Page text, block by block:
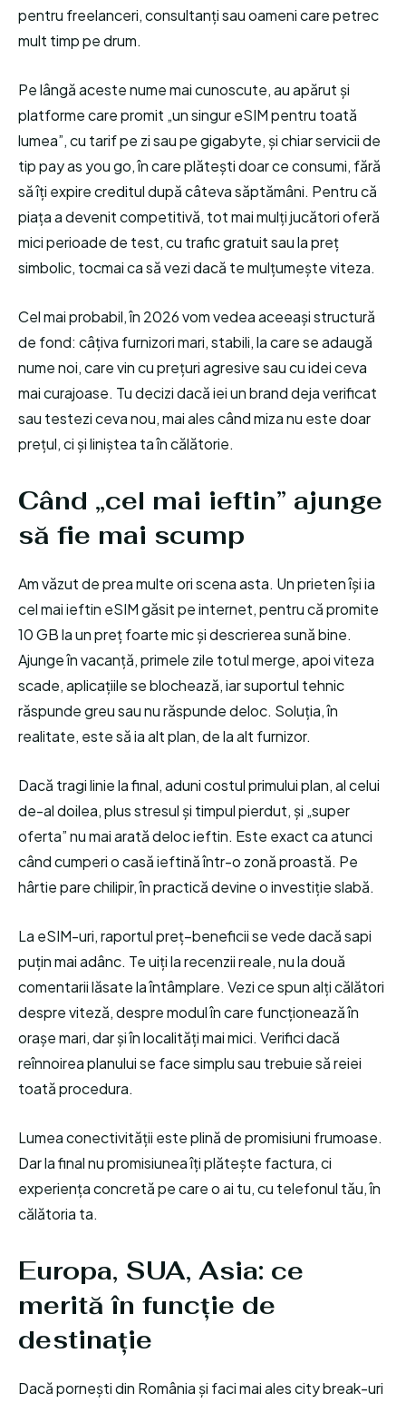
pentru freelanceri, consultanți sau oameni care petrec
mult timp pe drum.
Pe lângă aceste nume mai cunoscute, au apărut și
platforme care promit „un singur eSIM pentru toată
lumea”, cu tarif pe zi sau pe gigabyte, și chiar servicii de
tip pay as you go, în care plătești doar ce consumi, fără
să îți expire creditul după câteva săptămâni. Pentru că
piața a devenit competitivă, tot mai mulți jucători oferă
mici perioade de test, cu trafic gratuit sau la preț
simbolic, tocmai ca să vezi dacă te mulțumește viteza.
Cel mai probabil, în 2026 vom vedea aceeași structură
de fond: câțiva furnizori mari, stabili, la care se adaugă
nume noi, care vin cu prețuri agresive sau cu idei ceva
mai curajoase. Tu decizi dacă iei un brand deja verificat
sau testezi ceva nou, mai ales când miza nu este doar
prețul, ci și liniștea ta în călătorie.
Când „cel mai ieftin” ajunge
să fie mai scump
Am văzut de prea multe ori scena asta. Un prieten își ia
cel mai ieftin eSIM găsit pe internet, pentru că promite
10 GB la un preț foarte mic și descrierea sună bine.
Ajunge în vacanță, primele zile totul merge, apoi viteza
scade, aplicațiile se blochează, iar suportul tehnic
răspunde greu sau nu răspunde deloc. Soluția, în
realitate, este să ia alt plan, de la alt furnizor.
Dacă tragi linie la final, aduni costul primului plan, al celui
de-al doilea, plus stresul și timpul pierdut, și „super
oferta” nu mai arată deloc ieftin. Este exact ca atunci
când cumperi o casă ieftină într-o zonă proastă. Pe
hârtie pare chilipir, în practică devine o investiție slabă.
La eSIM-uri, raportul preț–beneficii se vede dacă sapi
puțin mai adânc. Te uiți la recenzii reale, nu la două
comentarii lăsate la întâmplare. Vezi ce spun alți călători
despre viteză, despre modul în care funcționează în
orașe mari, dar și în localități mai mici. Verifici dacă
reînnoirea planului se face simplu sau trebuie să reiei
toată procedura.
Lumea conectivității este plină de promisiuni frumoase.
Dar la final nu promisiunea îți plătește factura, ci
experiența concretă pe care o ai tu, cu telefonul tău, în
călătoria ta.
Europa, SUA, Asia: ce
merită în funcție de
destinație
Dacă pornești din România și faci mai ales city break-uri